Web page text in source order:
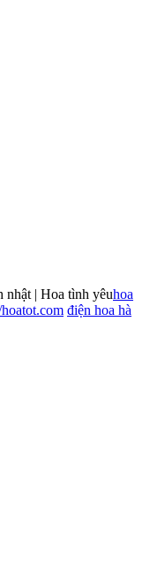
nhật | Hoa tình yêuhoa
điện hoa hà